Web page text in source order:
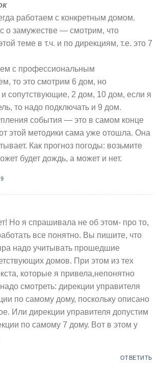
работаем с конкретным домом.
о замужестве — смотрим, что
теме в т.ч. и по дирекциям, т.е. это 7
с профессиональным
то это смотрим 6 дом, но
сопутствующие, 2 дом, 10 дом, если я
то надо подключать и 9 дом.
события — это в самом конце
этой методики сама уже отошла. Она
Как прогноз погоды: возьмите
будет дождь, а может и нет.
Но я спрашивала не об этом- про то,
все понятно. Вы пишите, что
надо учитывать прошедшие
домов. При этом из тех
которые я привела,непонятно
смотреть: дирекции управителя
по самому дому, поскольку описано
Или дирекции управителя допустим
по самому 7 дому. Вот в этом у
ОТВЕТИТЬ